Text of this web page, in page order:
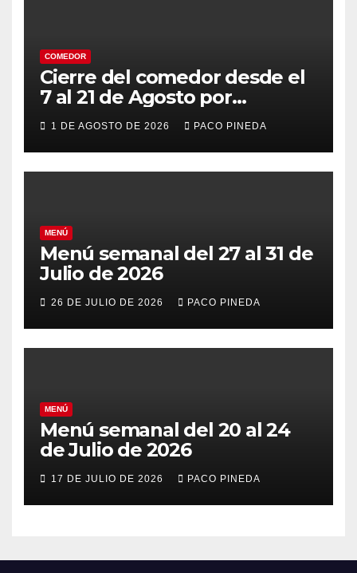
COMEDOR
Cierre del comedor desde el
7 al 21 de Agosto por
vacaciones
1 DE AGOSTO DE 2026 PACO PINEDA
MENÚ
Menú semanal del 27 al 31 de
Julio de 2026
26 DE JULIO DE 2026 PACO PINEDA
MENÚ
Menú semanal del 20 al 24
de Julio de 2026
17 DE JULIO DE 2026 PACO PINEDA